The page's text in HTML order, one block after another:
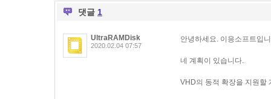
댓글 1
UltraRAMDisk
2020.02.04 07:57
안녕하세요. 이응소프트입
네 계획이 있습니다.
VHD의 동적 확장을 지원할